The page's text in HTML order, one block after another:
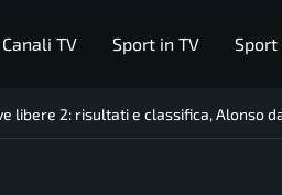
Canali TV Sport in TV Sport
libere 2: risultati e classifica, Alonso